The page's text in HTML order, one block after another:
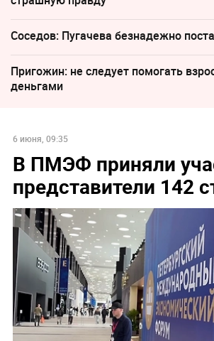
Соседов: Пугачева безнадежно
Пригожин: не следует помогать
деньгами
6 июня, 09:35
В ПМЭФ приняли
представители 142